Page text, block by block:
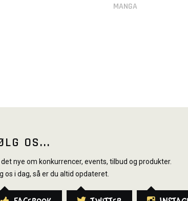
MANGA
OS...
nye om konkurrencer, events, tilbud og produkter.
os i dag, så er du altid opdateret.